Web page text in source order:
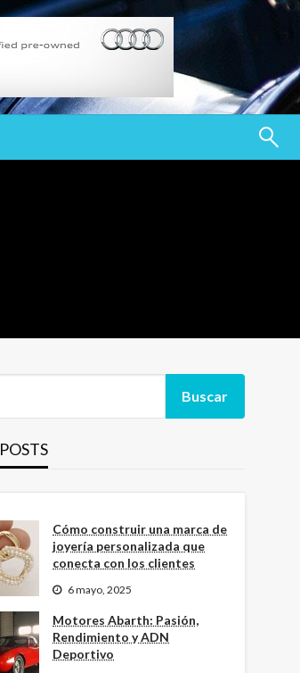
Cómo construir una marca de
joyería personalizada que
conecta con los clientes
6 mayo, 2025
Motores Abarth: Pasión,
Rendimiento y ADN
Deportivo